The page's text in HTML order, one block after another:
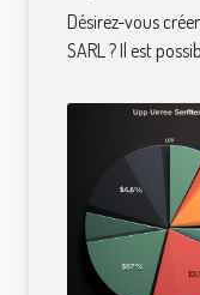
Désirez-vous
SARL ? Il est